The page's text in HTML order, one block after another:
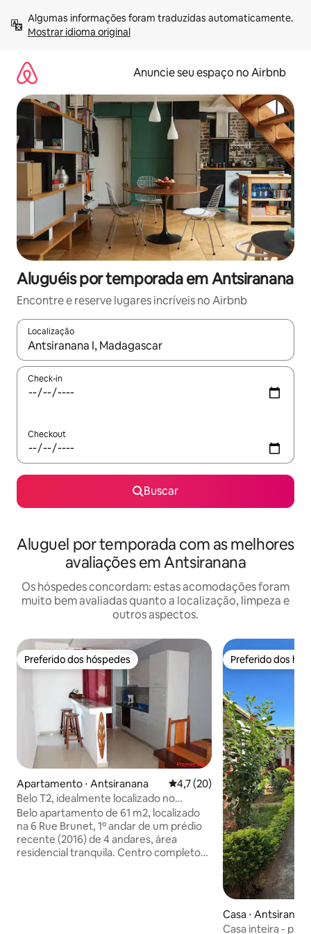
para
Mostrar idioma original
Anuncie seu espaço no Airbnb
Aluguéis por temporada em Antsiranana
Encontre e reserve lugares incríveis no Airbnb
Localização
Quando os resultados estiverem disponíveis, explore-os
Check-in
Checkout
Buscar
Aluguel por temporada com as melhores
avaliações em Antsiranana
Os hóspedes concordam: estas acomodações foram
muito bem avaliadas quanto a localização, limpeza e
outros aspectos.
Preferido dos hóspedes
Preferido dos hóspedes
Apartamento ⋅ Antsiranana 4,7 de uma avaliação média
4,7 (20)
Belo T2, idealmente localizado no
coração da cidade
Belo apartamento de 61 m2, localizado
na 6 Rue Brunet, 1º andar de um prédio
recente (2016) de 4 andares, área
residencial tranquila. Centro completo
Preferido dos
Preferido dos
Casa ⋅
Casa inteira -